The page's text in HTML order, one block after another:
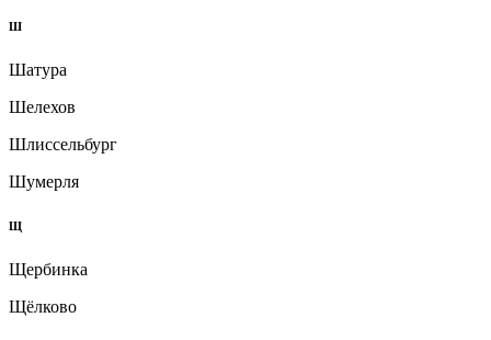
Ш
Шатура
Шелехов
Шлиссельбург
Шумерля
Щ
Щербинка
Щёлково